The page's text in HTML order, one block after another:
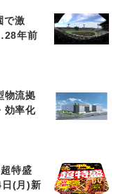
で激
年前
物流拠
効率化
特盛
(月)新